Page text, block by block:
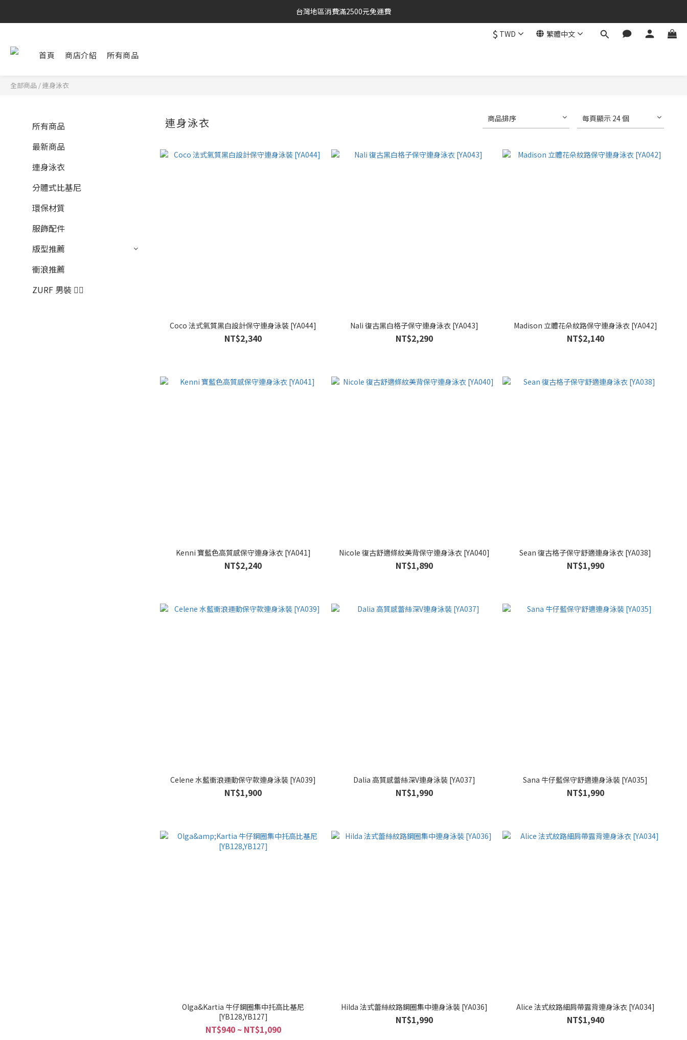
台灣地區消費滿2500元免運費
$ TWD 繁體中文
首頁 商店介紹 所有商品
全部商品 /連身泳衣
所有商品
最新商品
連身泳衣
分體式比基尼
環保材質
服飾配件
版型推薦
衝浪推薦
ZURF 男裝 🏄‍♂️
連身泳衣 商品排序 每頁顯示 24 個
Coco 法式氣質黑白設計保守連身泳裝 [YA044]
NT$2,340
Nali 復古黑白格子保守連身泳衣 [YA043]
NT$2,290
Madison 立體花朵紋路保守連身泳衣 [YA042]
NT$2,140
Kenni 寶藍色高質感保守連身泳衣 [YA041]
NT$2,240
Nicole 復古舒適條紋美背保守連身泳衣 [YA040]
NT$1,890
Sean 復古格子保守舒適連身泳衣 [YA038]
NT$1,990
Celene 水藍衝浪運動保守款連身泳裝 [YA039]
NT$1,900
Dalia 高質感蕾絲深V連身泳裝 [YA037]
NT$1,990
Sana 牛仔藍保守舒適連身泳裝 [YA035]
NT$1,990
Olga&Kartia 牛仔鋼圈集中托高比基尼
[YB128,YB127]
NT$940 ~ NT$1,090
Hilda 法式蕾絲紋路鋼圈集中連身泳裝 [YA036]
NT$1,990
Alice 法式紋路細肩帶露背連身泳衣 [YA034]
NT$1,940